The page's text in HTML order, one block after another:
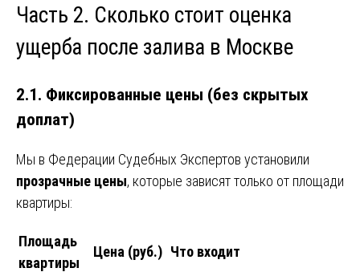
Часть 2. Сколько стоит оценка
ущерба после залива в Москве
2.1. Фиксированные цены (без скрытых
доплат)
Мы в Федерации Судебных Экспертов установили
прозрачные цены, которые зависят только от площади
квартиры:
Площадь
квартиры
Цена (руб.) Что входит